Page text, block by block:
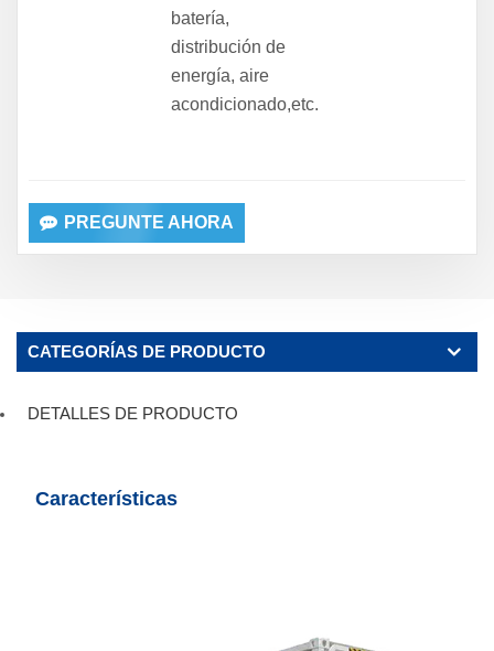
batería,
distribución de
energía, aire
acondicionado,etc.
PREGUNTE AHORA
CATEGORÍAS DE PRODUCTO
DETALLES DE PRODUCTO
Características